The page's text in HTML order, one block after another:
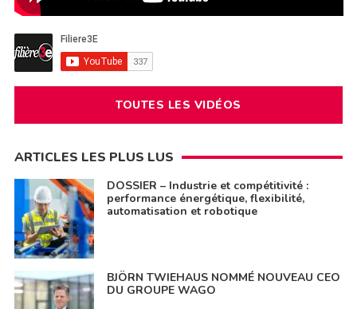
TOUTES LES VIDÉOS
ARTICLES LES PLUS LUS
DOSSIER – Industrie et compétitivité :
performance énergétique, flexibilité,
automatisation et robotique
BJÖRN TWIEHAUS NOMMÉ NOUVEAU CEO
DU GROUPE WAGO